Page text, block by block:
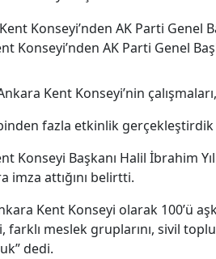
Konseyi’nden AK Parti Genel
Kent Konseyi’nin
fazla etkinlik gerçekleştirdik
Konseyi Başkanı Halil İbrahim
imza attığını belirtti.
Kent Konseyi olarak 100’ü
farklı meslek gruplarını, sivil
dedi.